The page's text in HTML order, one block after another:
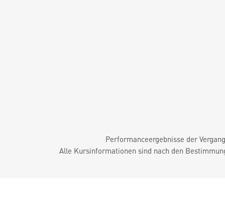
Performanceergebnisse der
Alle Kursinformationen sind nach den